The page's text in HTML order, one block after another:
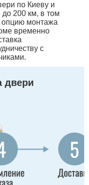
по Киеву и
до 200 км, в том
опцию монтажа
временно
с
двери